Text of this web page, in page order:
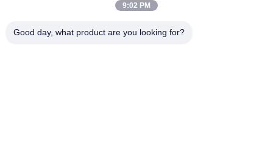
広告破損抵抗のための生物分解性160um 200umの総合的な石
9:02 PM
Good day, what product are you looking for?